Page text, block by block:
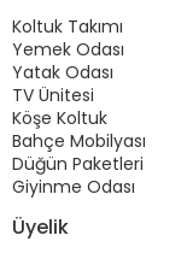
Koltuk Takımı
Yemek Odası
Yatak Odası
TV Ünitesi
Köşe Koltuk
Bahçe Mobilyası
Düğün Paketleri
Giyinme Odası
Üyelik